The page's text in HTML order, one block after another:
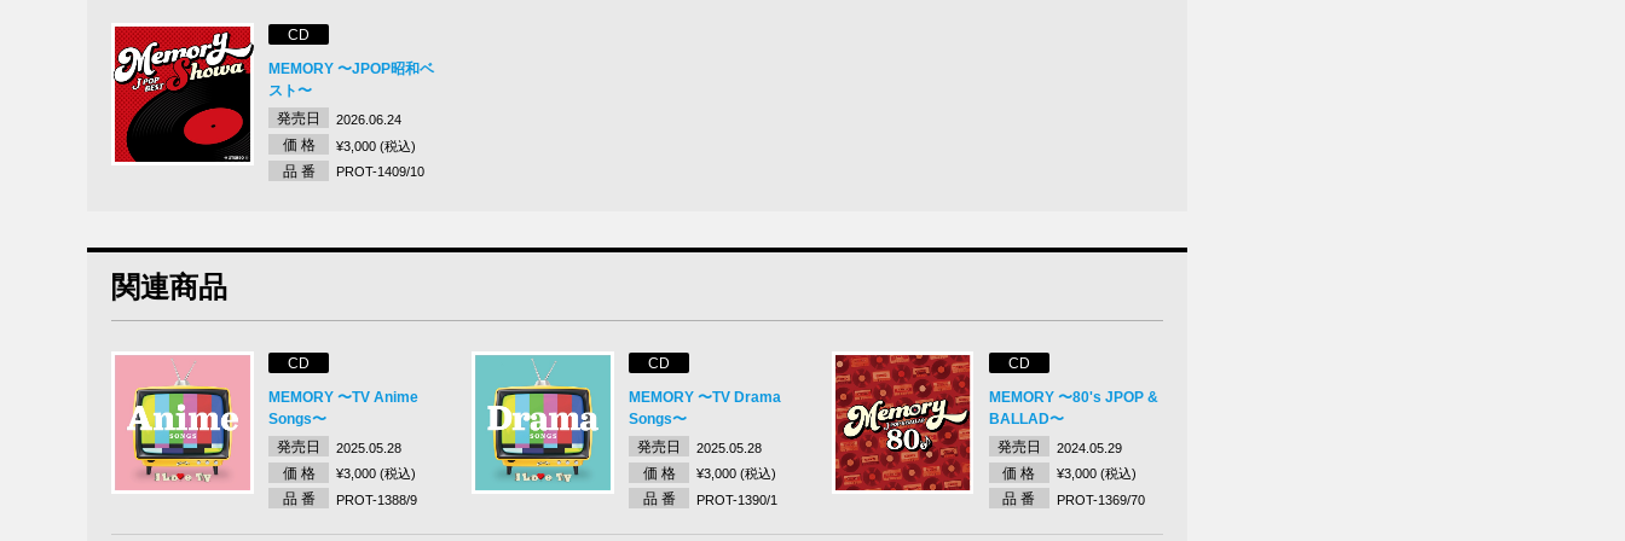
CD
MEMORY 〜JPOP昭和ベ
スト〜
発売日
2026.06.24
価 格 ¥3,000 (税込)
品 番 PROT-1409/10
関連商品
CD
MEMORY 〜TV Anime
Songs〜
発売日
2025.05.28
価 格 ¥3,000 (税込)
品 番 PROT-1388/9
CD
MEMORY 〜TV Drama
Songs〜
発売日
2025.05.28
価 格 ¥3,000 (税込)
品 番 PROT-1390/1
CD
MEMORY 〜80's JPOP &
BALLAD〜
発売日
2024.05.29
価 格 ¥3,000 (税込)
品 番 PROT-1369/70